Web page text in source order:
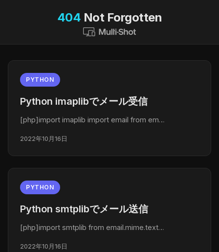
404 Not Forgotten
PYTHON
Python imaplibでメール受信
[php]import imaplib import email from em…
2022年10月16日
PYTHON
Python smtplibでメール送信
[php]import smtplib from email.mime.text…
2022年10月16日